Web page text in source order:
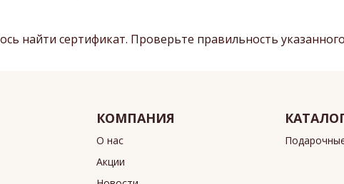
найти сертификат. Проверьте правильность
КОМПАНИЯ
О нас
Акции